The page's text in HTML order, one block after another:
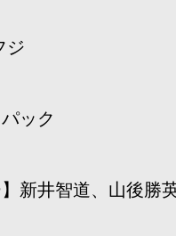
ジ
ック
】新井智道、山後勝